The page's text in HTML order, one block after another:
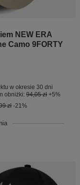
NEW ERA
Camo 9FORTY
w okresie 30 dni
obniżki: 94,05 zł +5%
zł -21%